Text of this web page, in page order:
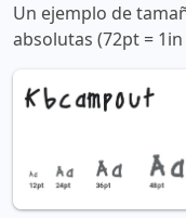
Un ejemplo de
absolutas (72pt = 1in